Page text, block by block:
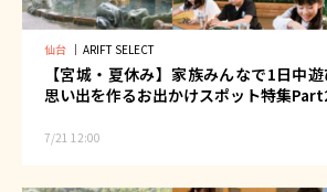
仙台 ｜ ARIFT SELECT
【宮城・夏休み】家族みんなで1日中
思い出を作るお出かけスポット特集
7/21 12:00